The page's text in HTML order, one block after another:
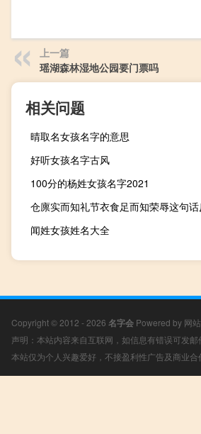
上一篇
瑶湖森林湿地公园要门票吗
相关问题
晴取名女孩名字的意思
好听女孩名字古风
100分的杨姓女孩名字2021
闻姓女孩姓名大全
Copyright © 2012 - 2026 名字会 Powered by 网
声明：本站内容来自互联网，如信息有错误可发
本站仅为个人兴趣爱好，不接盈利性广告及商业合